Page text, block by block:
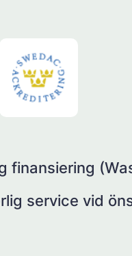
finansiering
service vid